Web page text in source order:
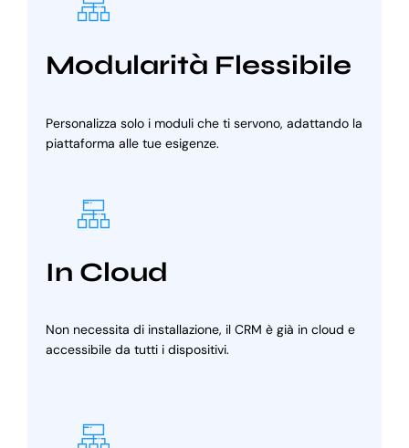
Modularità Flessibile
Personalizza solo i moduli che ti servono, adattando la
piattaforma alle tue esigenze.
In Cloud
Non necessita di installazione, il CRM è già in cloud e
accessibile da tutti i dispositivi.